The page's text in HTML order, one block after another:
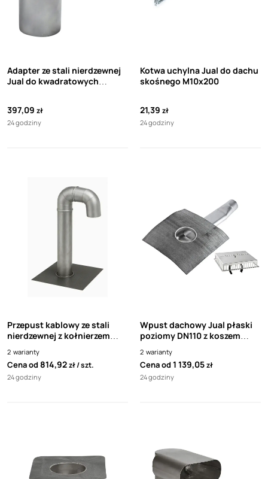
Adapter ze stali nierdzewnej
Jual do kwadratowych
397,09 zł
24 godziny
Kotwa uchylna Jual do dachu
skośnego M10x200
21,39 zł
24 godziny
Przepust kablowy ze stali
nierdzewnej z kołnierzem
kolano stal nierdzewna Jual
2 warianty
Cena od814,92zł szt.
24 godziny
Wpust dachowy Jual płaski
poziomy DN110 z koszem
2 warianty
Cena od1 139,05zł
24 godziny